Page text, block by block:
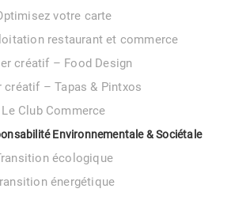
votre carte
restaurant et commerce
créatif – Food Design
créatif – Tapas & Pintxos
Le Club Commerce
Environnementale & Sociétale
écologique
énergétique